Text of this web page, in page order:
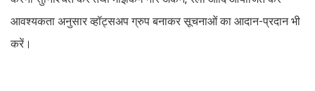
आवश्यकता अनुसार व्हॉट्सअप ग्रुप बनाकर सूचनाओं का आदान-प्रदान भी
करें।